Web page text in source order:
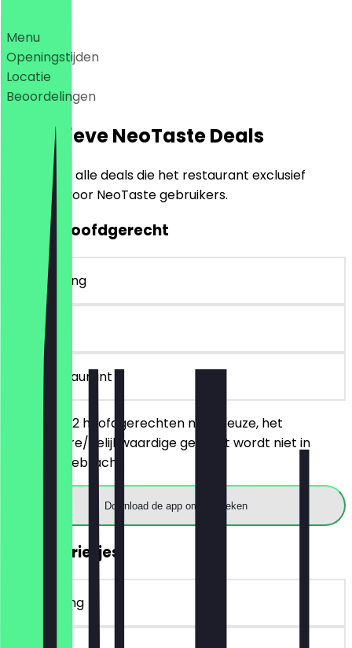
Menu
Openingstijden
Locatie
Beoordelingen
Exclusieve NeoTaste Deals
Hier vind je alle deals die het restaurant exclusief
aanbiedt voor NeoTaste gebruikers.
2voor1 Hoofdgerecht
~€ 12 korting
30 dagen
in het restaurant
Je bestelt 2 hoofdgerechten naar keuze, het
goedkopere/gelijkwaardige gerecht wordt niet in
rekening gebracht.
Download de app om te boeken
GRATIS Frietjes
~€ 4 korting